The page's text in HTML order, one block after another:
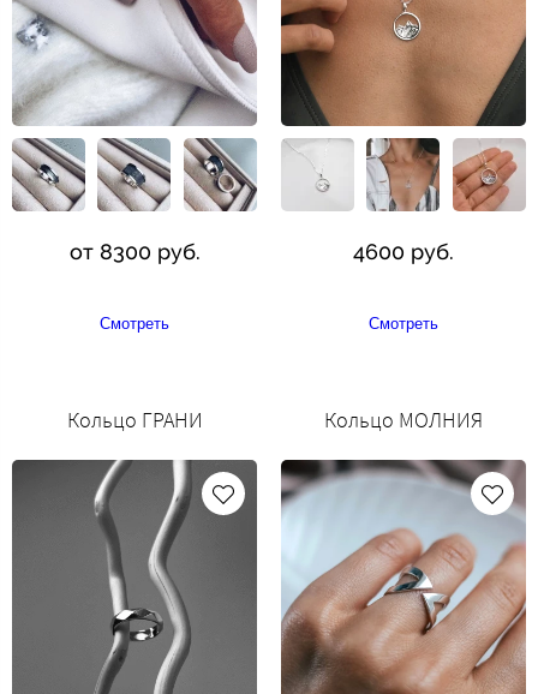
от 8300 руб.
Смотреть
4600 руб.
Смотреть
Кольцо ГРАНИ Кольцо МОЛНИЯ